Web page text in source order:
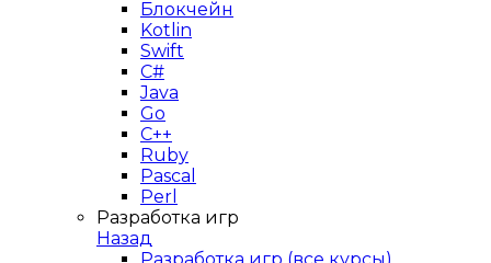
Блокчейн
Kotlin
Swift
C#
Java
Go
C++
Ruby
Pascal
Perl
Разработка игр
Назад